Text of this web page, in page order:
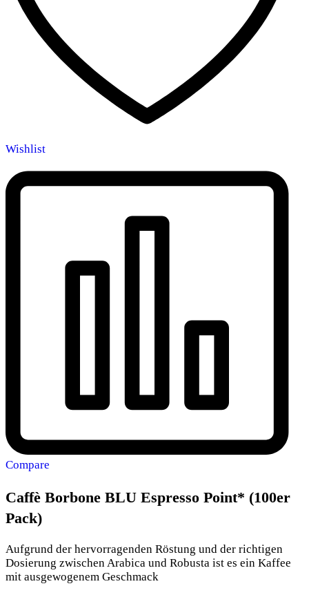
Wishlist
Compare
Caffè Borbone BLU Espresso Point* (100er
Pack)
Aufgrund der hervorragenden Röstung und der richtigen
Dosierung zwischen Arabica und Robusta ist es ein Kaffee
mit ausgewogenem Geschmack